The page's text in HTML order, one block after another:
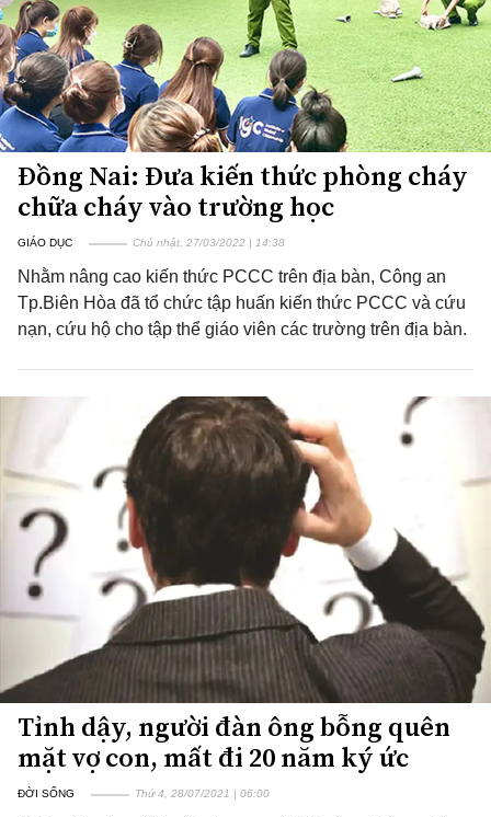
Đồng Nai: Đưa kiến thức phòng cháy
chữa cháy vào trường học
GIÁO DỤC Chủ nhật, 27/03/2022 | 14:38
Nhằm nâng cao kiến thức PCCC trên địa bàn, Công an
Tp.Biên Hòa đã tổ chức tập huấn kiến thức PCCC và cứu
nạn, cứu hộ cho tập thể giáo viên các trường trên địa bàn.
Tỉnh dậy, người đàn ông bỗng quên
mặt vợ con, mất đi 20 năm ký ức
ĐỜI SỐNG Thứ 4, 28/07/2021 | 06:00